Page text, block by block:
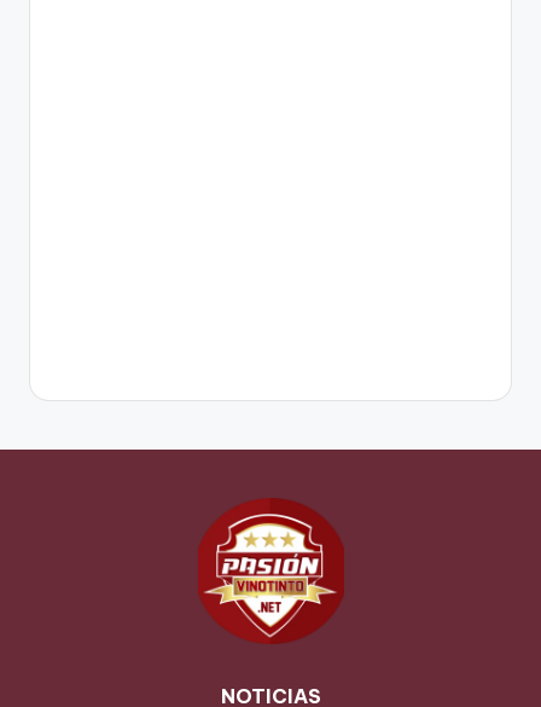
NOTICIAS